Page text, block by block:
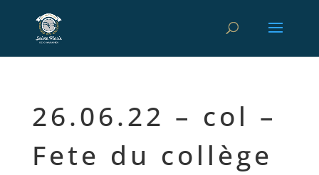
26.06.22 – col –
Fete du collège